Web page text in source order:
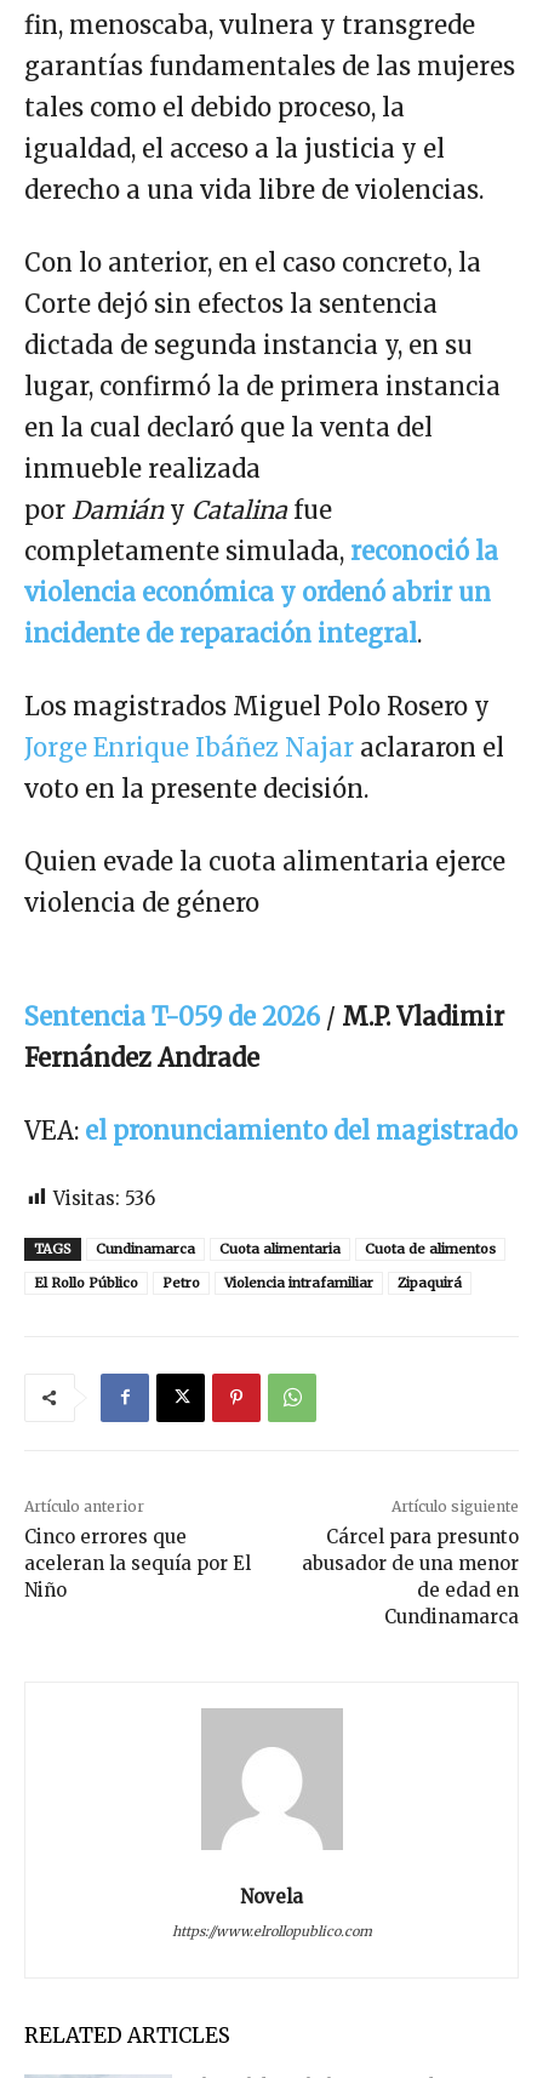
fin, menoscaba, vulnera y transgrede
garantías fundamentales de las mujeres
tales como el debido proceso, la
igualdad, el acceso a la justicia y el
derecho a una vida libre de violencias.
Con lo anterior, en el caso concreto, la
Corte dejó sin efectos la sentencia
dictada de segunda instancia y, en su
lugar, confirmó la de primera instancia
en la cual declaró que la venta del
inmueble realizada
por Damián y Catalina fue
completamente simulada, reconoció la
violencia económica y ordenó abrir un
incidente de reparación integral.
Los magistrados Miguel Polo Rosero y
Jorge Enrique Ibáñez Najar aclararon el
voto en la presente decisión.
Quien evade la cuota alimentaria ejerce
violencia de género
Sentencia T-059 de 2026 / M.P. Vladimir
Fernández Andrade
VEA: el pronunciamiento del magistrado
Visitas: 536
TAGS Cundinamarca Cuota alimentaria
Cuota de alimentos
El Rollo Público
Petro Violencia intrafamiliar Zipaquirá
Artículo anterior
Cinco errores que
aceleran la sequía por El
Niño
Artículo siguiente
Cárcel para presunto
abusador de una menor
de edad en
Cundinamarca
Novela
https://www.elrollopublico.com
RELATED ARTICLES